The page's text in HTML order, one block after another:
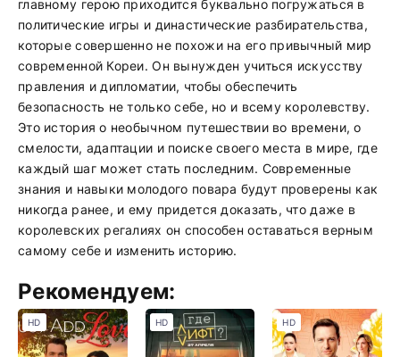
главному герою приходится буквально погружаться в
политические игры и династические разбирательства,
которые совершенно не похожи на его привычный мир
современной Кореи. Он вынужден учиться искусству
правления и дипломатии, чтобы обеспечить
безопасность не только себе, но и всему королевству.
Это история о необычном путешествии во времени, о
смелости, адаптации и поиске своего места в мире, где
каждый шаг может стать последним. Современные
знания и навыки молодого повара будут проверены как
никогда ранее, и ему придется доказать, что даже в
королевских регалиях он способен оставаться верным
самому себе и изменить историю.
Рекомендуем:
HD HD HD